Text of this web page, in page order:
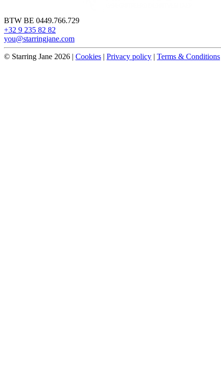
BTW BE 0449.766.729
+32 9 235 82 82
you@starringjane.com
© Starring Jane 2026 | Cookies | Privacy policy | Terms & Conditions